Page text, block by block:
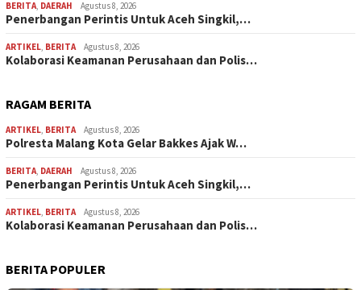
BERITA, DAERAH Agustus 8, 2026
Penerbangan Perintis Untuk Aceh Singkil,…
ARTIKEL, BERITA Agustus 8, 2026
Kolaborasi Keamanan Perusahaan dan Polis…
RAGAM BERITA
ARTIKEL, BERITA Agustus 8, 2026
Polresta Malang Kota Gelar Bakkes Ajak W…
BERITA, DAERAH Agustus 8, 2026
Penerbangan Perintis Untuk Aceh Singkil,…
ARTIKEL, BERITA Agustus 8, 2026
Kolaborasi Keamanan Perusahaan dan Polis…
BERITA POPULER